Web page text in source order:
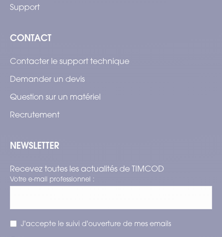
Support
CONTACT
Contacter le support technique
Demander un devis
Question sur un matériel
Recrutement
NEWSLETTER
Recevez toutes les actualités de TIMCOD
Votre e-mail professionnel :
J'accepte le suivi d'ouverture de mes emails